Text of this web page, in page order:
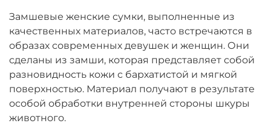
Замшевые женские сумки, выполненные из
качественных материалов, часто встречаются в
образах современных девушек и женщин. Они
сделаны из замши, которая представляет собой
разновидность кожи с бархатистой и мягкой
поверхностью. Материал получают в результате
особой обработки внутренней стороны шкуры
животного.